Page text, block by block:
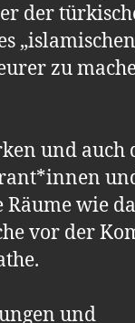
der
zu
und auch
wie
vor der
und